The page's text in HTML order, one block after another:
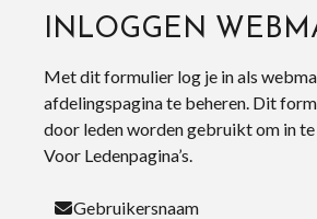
INLOGGEN
Met dit formulier log je in als
afdelingspagina te beheren. Dit
door leden worden gebruikt om in
Voor Ledenpagina’s.
Gebruikersnaam